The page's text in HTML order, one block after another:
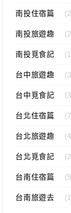
南投住宿篇
南投旅遊趣
南投覓食記
台中旅遊趣
台中覓食記
台北住宿篇
台北旅遊趣
台北覓食記
台南住宿篇
台南旅遊去